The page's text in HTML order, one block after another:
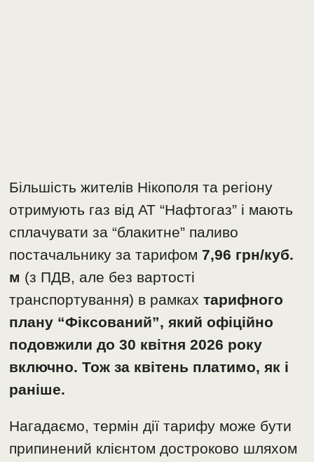
Більшість жителів Нікополя та регіону
отримують газ від АТ “Нафтогаз” і мають
сплачувати за “блакитне” паливо
постачальнику за тарифом 7,96 грн/куб.
м (з ПДВ, але без вартості
транспортування) в рамкахтарифного
плану “Фіксований”, який офіційно
подовжили до 30 квітня 2026 року
включно. Тож за квітень платимо, як і
раніше.
Нагадаємо, термін дії тарифу може бути
припинений клієнтом достроково шляхом